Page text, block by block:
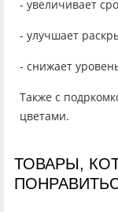
- увеличивает
- улучшает
- снижает
Также с
цветами.
ТОВАРЫ,